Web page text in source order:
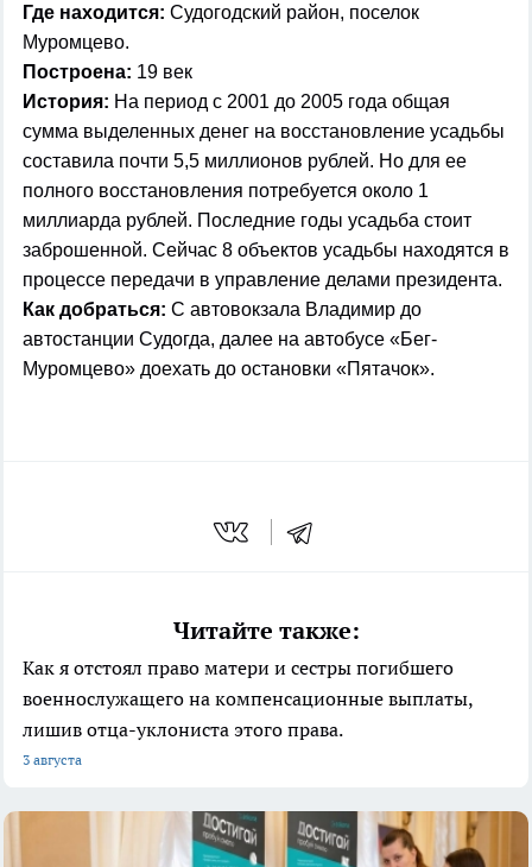
Где находится: Судогодский район, поселок
Муромцево.
Построена: 19 век
История: На период с 2001 до 2005 года общая
сумма выделенных денег на восстановление усадьбы
составила почти 5,5 миллионов рублей. Но для ее
полного восстановления потребуется около 1
миллиарда рублей. Последние годы усадьба стоит
заброшенной. Сейчас 8 объектов усадьбы находятся в
процессе передачи в управление делами президента.
Как добраться: С автовокзала Владимир до
автостанции Судогда, далее на автобусе «Бег-
Муромцево» доехать до остановки «Пятачок».
Читайте также:
Как я отстоял право матери и сестры погибшего
военнослужащего на компенсационные выплаты,
лишив отца-уклониста этого права.
3 августа